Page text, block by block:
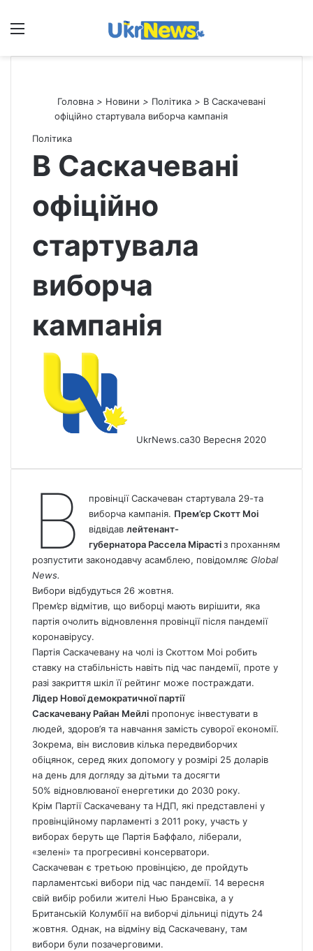
Меню
Головна > Новини > Політика > В Саскачевані
офіційно стартувала виборча кампанія
Політика
В Саскачевані
офіційно
стартувала
виборча
кампанія
UkrNews.ca30 Вересня 2020
В
провінції Саскачеван стартувала 29-та
виборча кампанія. Прем’єр Скотт Моі
відвідав лейтенант-
губернатора Рассела Мірастіз проханням
розпустити законодавчу асамблею, повідомляє Global
News.
Вибори відбудуться 26 жовтня.
Прем’єр відмітив, що виборці мають вирішити, яка
партія очолить відновлення провінції після пандемії
коронавірусу.
Партія Саскачевану на чолі із Скоттом Моі робить
ставку на стабільність навіть під час пандемії, проте у
разі закриття шкіл її рейтинг може постраждати.
Лідер Нової демократичної партії
Саскачевану Райан Мейлі пропонує інвестувати в
людей, здоров’я та навчання замість суворої економії.
Зокрема, він висловив кілька передвиборчих
обіцянок, серед яких допомогу у розмірі 25 доларів
на день для догляду за дітьми та досягти
50% відновлюваної енергетики до 2030 року.
Крім Партії Саскачевану та НДП, які представлені у
провінційному парламенті з 2011 року, участь у
виборах беруть ще Партія Баффало, ліберали,
«зелені» та прогресивні консерватори.
Саскачеван є третьою провінцією, де пройдуть
парламентські вибори під час пандемії. 14 вересня
свій вибір робили жителі Нью Брансвіка, а у
Британській Колумбії на виборчі дільниці підуть 24
жовтня. Однак, на відміну від Саскачевану, там
вибори були позачерговими.